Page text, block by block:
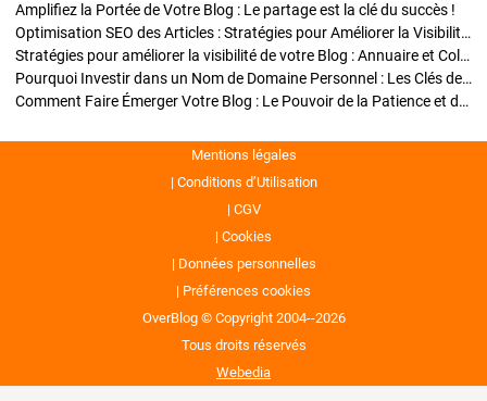
Amplifiez la Portée de Votre Blog : Le partage est la clé du succès !
Optimisation SEO des Articles : Stratégies pour Améliorer la Visibilité de Votre Blog
Stratégies pour améliorer la visibilité de votre Blog : Annuaire et Collaborations
Pourquoi Investir dans un Nom de Domaine Personnel : Les Clés de la Réussite de Votre Blog
Comment Faire Émerger Votre Blog : Le Pouvoir de la Patience et de la Persévérance
Mentions légales
Conditions d’Utilisation
CGV
Cookies
Données personnelles
Préférences cookies
OverBlog © Copyright 2004--2026
Tous droits réservés
Webedia